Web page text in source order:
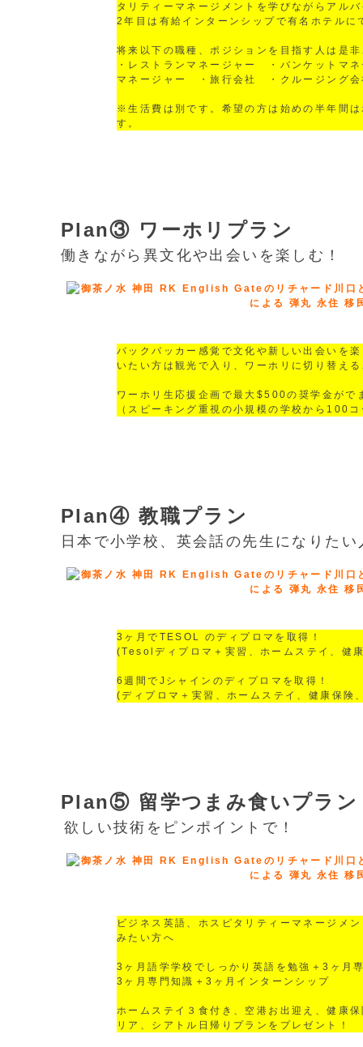
タリティーマネージメントを学びながらアル
2年目は有給インターンシップで有名ホテルに
将来以下の職種、ポジションを目指す人は是
・レストランマネージャー ・バンケット
マネージャー ・旅行会社 ・クルージング会
※生活費は別です。希望の方は始めの半年間
す。
Plan③ ワーホリプラン
働きながら異文化や出会いを楽しむ！
バックパッカー感覚で文化や新しい出会いを
いたい方は観光で入り、ワーホリに切り替え
ワーホリ生応援企画で最大$500の奨学金がで
（スピーキング重視の小規模の学校から100
Plan④ 教職プラン
日本で小学校、英会話の先生になりたい
3ヶ月でTESOL のディプロマを取得！
(Tesolディプロマ＋実習、ホームステイ、健
6週間でJシャインのディプロマを取得！
(ディプロマ＋実習、ホームステイ、健康保険
Plan⑤ 留学つまみ食いプラン
欲しい技術をピンポイントで！
ビジネス英語、ホスピタリティーマネージメ
みたい方へ
3ヶ月語学学校でしっかり英語を勉強＋3ヶ月
3ヶ月専門知識＋3ヶ月インターンシップ
ホームステイ３食付き、空港お出迎え、健康
リア、シアトル日帰りプランをプレゼント！